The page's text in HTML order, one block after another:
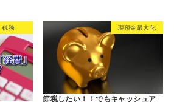
税務 現預金最大化
節税したい！！でもキャッシュア